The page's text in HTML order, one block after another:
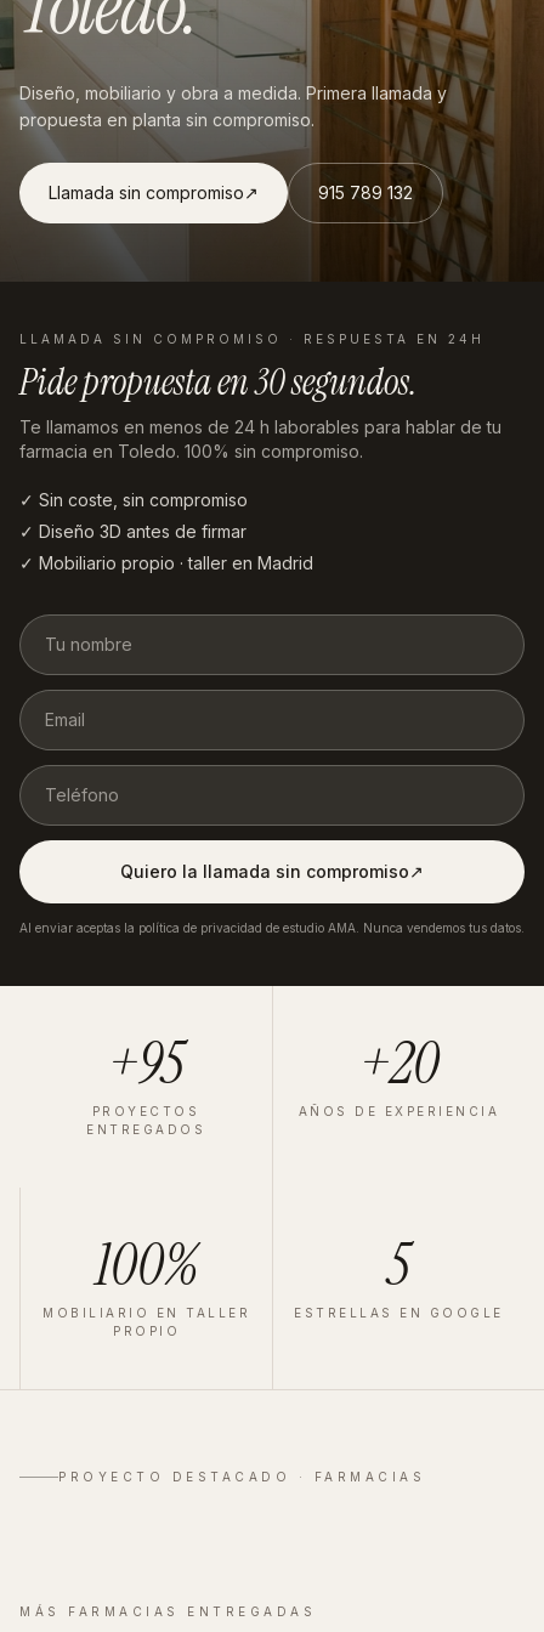
Diseño, mobiliario y obra a medida. Primera llamada y
propuesta en planta sin compromiso.
Llamada sin compromiso↗︎ 915 789 132
LLAMADA SIN COMPROMISO · RESPUESTA EN 24H
Pide propuesta en30 segundos.
Te llamamos en menos de 24 h laborables para hablar de tu
farmacia en Toledo. 100% sin compromiso.
✓ Sin coste, sin compromiso
✓ Diseño 3D antes de firmar
✓ Mobiliario propio · taller en Madrid
Quiero la llamada sin compromiso↗︎
Al enviar aceptas la política de privacidad de estudio AMA. Nunca vendemos tus datos.
+95
PROYECTOS
ENTREGADOS
+20
AÑOS DE EXPERIENCIA
100%
MOBILIARIO EN TALLER
PROPIO
5
ESTRELLAS EN GOOGLE
PROYECTO DESTACADO · FARMACIAS
Velázquez
MÁS FARMACIAS ENTREGADAS